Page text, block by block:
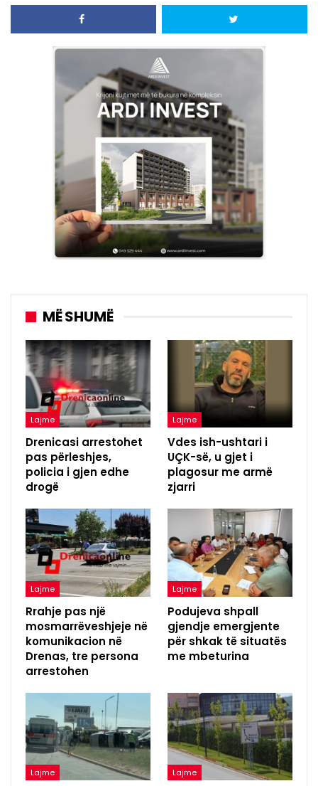
MË SHUMË
Lajme
Drenicasi arrestohet
pas përleshjes,
policia i gjen edhe
drogë
Lajme
Vdes ish-ushtari i
UÇK-së, u gjet i
plagosur me armë
zjarri
Lajme
Rrahje pas një
mosmarrëveshjeje në
komunikacion në
Drenas, tre persona
arrestohen
Lajme
Podujeva shpall
gjendje emergjente
për shkak të situatës
me mbeturina
Lajme Lajme